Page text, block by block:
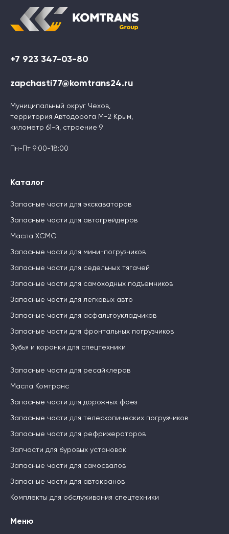
+7 923 347-03-80
zapchasti77@komtrans24.ru
Муниципальный округ Чехов,
территория Автодорога М-2 Крым,
километр 61-й, строение 9
Пн-Пт 9:00-18:00
Каталог
Запасные части для экскаваторов
Запасные части для автогрейдеров
Масла XCMG
Запасные части для мини-погрузчиков
Запасные части для седельных тягачей
Запасные части для самоходных подъемников
Запасные части для легковых авто
Запасные части для асфальтоукладчиков
Запасные части для фронтальных погрузчиков
Зубья и коронки для спецтехники
Запасные части для ресайклеров
Масла Комтранс
Запасные части для дорожных фрез
Запасные части для телескопических погрузчиков
Запасные части для рефрижераторов
Запчасти для буровых установок
Запасные части для самосвалов
Запасные части для автокранов
Комплекты для обслуживания спецтехники
Меню